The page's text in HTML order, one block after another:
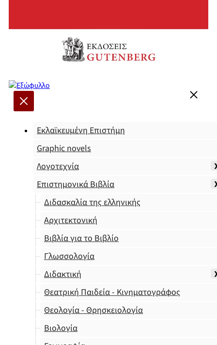
Εκλαϊκευμένη Επιστήμη
Graphic novels
Λογοτεχνία
Επιστημονικά Βιβλία
Διδασκαλία της ελληνικής
Αρχιτεκτονική
Βιβλία για το Βιβλίο
Γλωσσολογία
Διδακτική
Θεατρική Παιδεία - Κινηματογράφος
Θεολογία - Θρησκειολογία
Βιολογία